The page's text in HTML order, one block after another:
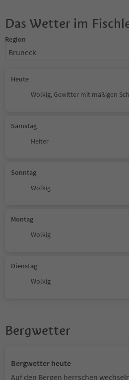
Das Wetter im
Region
Bruneck
Heute
Wolkig, Gewitter mit mäßigen
Samstag
Heiter
Sonntag
Wolkig
Montag
Wolkig
Dienstag
Wolkig
Bergwetter
Bergwetter heute
Auf den Bergen herrschen